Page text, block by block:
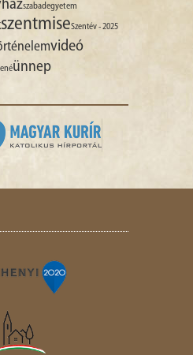
szabadegyetem
szentmiseSzentév - 2025
videó
ünnep